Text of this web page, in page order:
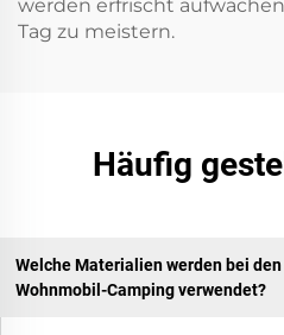
werden erfrischt
Tag zu meistern.
Häufig
Welche Materialien werden bei
Wohnmobil-Camping verwendet?